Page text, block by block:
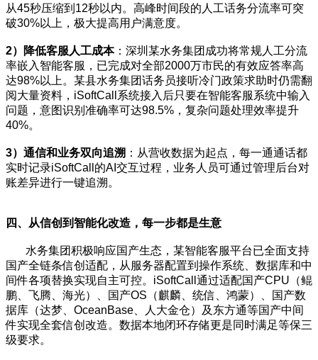
从45秒压缩到12秒以内。高峰时间段的人工话务分流率可突
破30%以上，极大提高用户满意度。
2） 降低客服人工成本：深圳某水务集团成功将常规人工分流
率嵌入智能客服，已完成对全部2000万市民的有效应答率高
达98%以上。某县水务集团话务员接听冷门政策求助时仍需翻
阅大量资料，iSoftCall系统接入后只要在智能客服系统中输入
问题，意图识别准确率可达98.5%，复杂问题处理效率提升
40%。
3） 通信和业务双向追溯 ：从营收数据为起点，每一通通话都
实时记录iSoftCall的AI交互过程，业务人员可通过管理后台对
账差异进行一键追溯。
四、从信创到智能化改造，每一步都是生意
水务集团积极响应国产生态，某智能客服平台已全面支持
国产全链条信创适配，从服务器配置到操作系统、数据库和中
间件各项替换实现自主可控。iSoftCall通过适配国产CPU（鲲
鹏、飞腾、海光）、国产OS（麒麟、统信、鸿蒙）、国产数
据库（达梦、OceanBase、人大金仓）及东方通等国产中间
件实现全套信创改造。数据本地闭环存储更是同时满足等保三
级要求。